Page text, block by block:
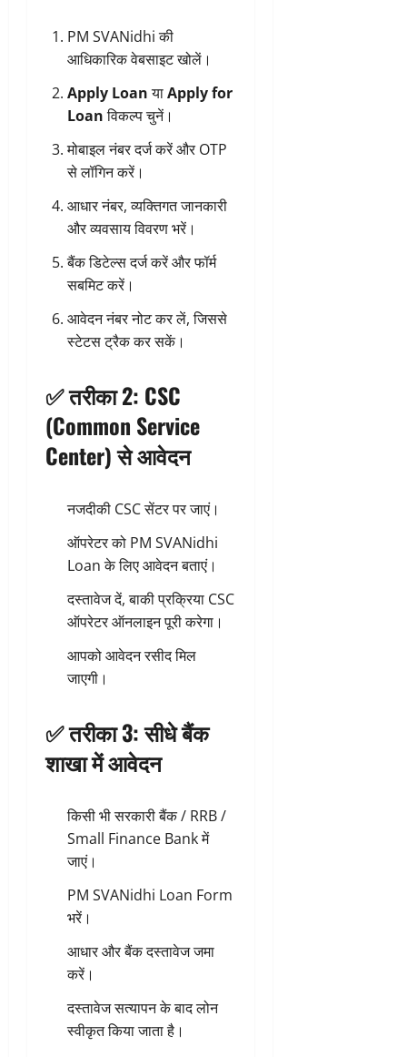
PM SVANidhi की
आधिकारिक वेबसाइट खोलें।
Apply LoanयाApply for
Loanविकल्प चुनें।
मोबाइल नंबर दर्ज करें और OTP
से लॉगिन करें।
आधार नंबर, व्यक्तिगत जानकारी
और व्यवसाय विवरण भरें।
बैंक डिटेल्स दर्ज करें और फॉर्म
सबमिट करें।
आवेदन नंबर नोट कर लें, जिससे
स्टेटस ट्रैक कर सकें।
✅ तरीका 2: CSC
(Common Service
Center) से आवेदन
नजदीकी CSC सेंटर पर जाएं।
ऑपरेटर को PM SVANidhi
Loan के लिए आवेदन बताएं।
दस्तावेज दें, बाकी प्रक्रिया CSC
ऑपरेटर ऑनलाइन पूरी करेगा।
आपको आवेदन रसीद मिल
जाएगी।
✅ तरीका 3: सीधे बैंक
शाखा में आवेदन
किसी भी सरकारी बैंक / RRB /
Small Finance Bank में
जाएं।
PM SVANidhi Loan Form
भरें।
आधार और बैंक दस्तावेज जमा
करें।
दस्तावेज सत्यापन के बाद लोन
स्वीकृत किया जाता है।